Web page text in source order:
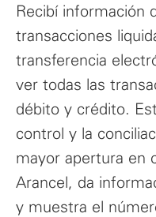
Recibí información
transacciones
transferencia
ver todas las
débito y crédito.
control y la
mayor apertura en
Arancel, da
y muestra el